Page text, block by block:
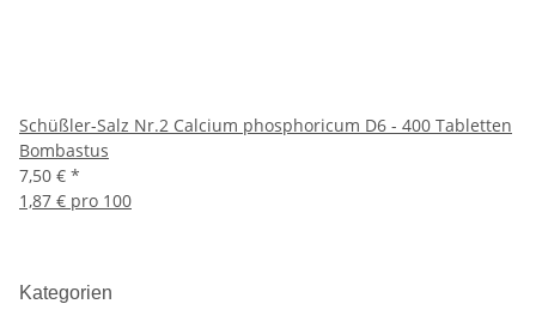
Schüßler-Salz Nr.2 Calcium phosphoricum D6 - 400 Tabletten
Bombastus
7,50 € *
1,87 € pro 100
Kategorien